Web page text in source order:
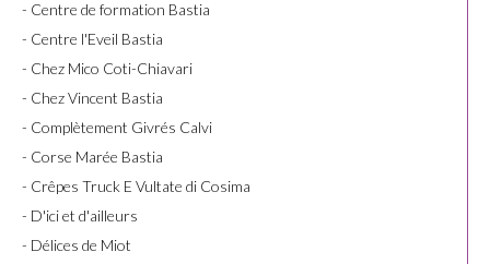
- Centre de formation Bastia
- Centre l'Eveil Bastia
- Chez Mico Coti-Chiavari
- Chez Vincent Bastia
- Complètement Givrés Calvi
- Corse Marée Bastia
- Crêpes Truck E Vultate di Cosima
- D'ici et d'ailleurs
- Délices de Miot